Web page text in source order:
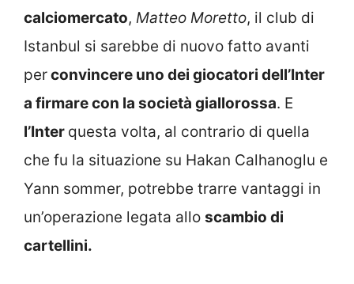
calciomercato, Matteo Moretto, il club di
Istanbul si sarebbe di nuovo fatto avanti
perconvincere uno dei giocatori dell’Inter
a firmare con la società giallorossa. E
l’Inter questa volta, al contrario di quella
che fu la situazione su Hakan Calhanoglu e
Yann sommer, potrebbe trarre vantaggi in
un’operazione legata allo scambio di
cartellini.